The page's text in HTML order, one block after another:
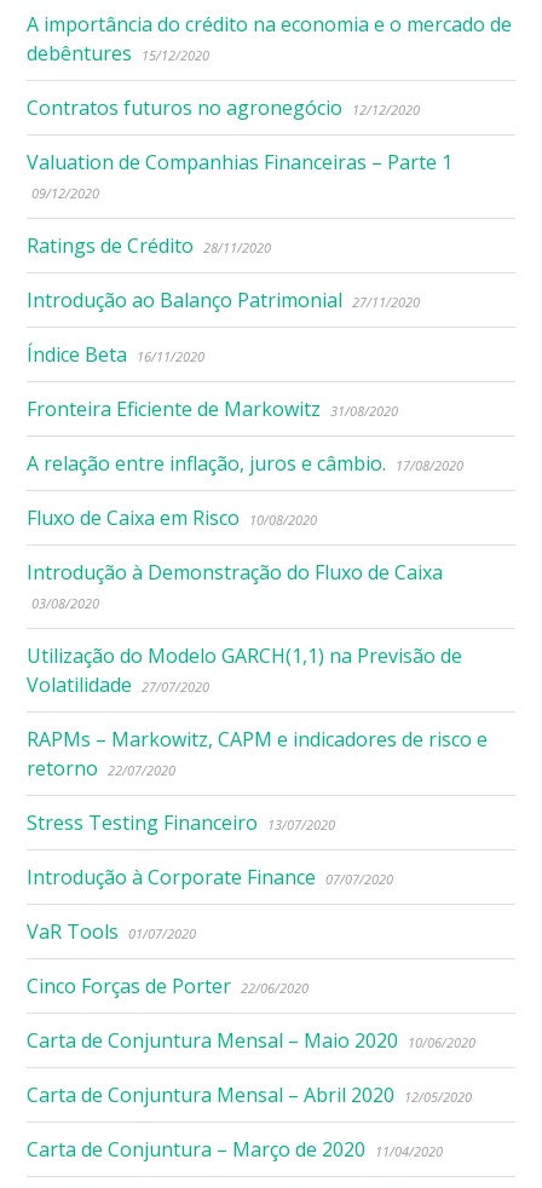
A importância do crédito na economia e o mercado de
debêntures
15/12/2020
Contratos futuros no agronegócio 12/12/2020
Valuation de Companhias Financeiras – Parte 1
09/12/2020
Ratings de Crédito 28/11/2020
Introdução ao Balanço Patrimonial 27/11/2020
Índice Beta 16/11/2020
Fronteira Eficiente de Markowitz 31/08/2020
A relação entre inflação, juros e câmbio. 17/08/2020
Fluxo de Caixa em Risco 10/08/2020
Introdução à Demonstração do Fluxo de Caixa
03/08/2020
Utilização do Modelo GARCH(1,1) na Previsão de
Volatilidade
27/07/2020
RAPMs – Markowitz, CAPM e indicadores de risco e
retorno
22/07/2020
Stress Testing Financeiro 13/07/2020
Introdução à Corporate Finance 07/07/2020
VaR Tools 01/07/2020
Cinco Forças de Porter 22/06/2020
Carta de Conjuntura Mensal – Maio 2020 10/06/2020
Carta de Conjuntura Mensal – Abril 2020 12/05/2020
Carta de Conjuntura – Março de 2020 11/04/2020